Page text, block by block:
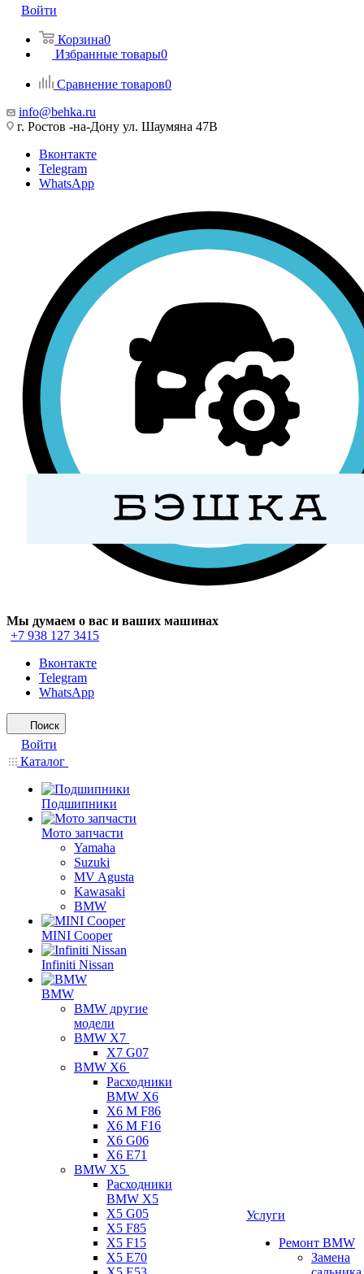
Войти
Корзина0
Избранные товары0
Сравнение товаров0
info@behka.ru
г. Ростов -на-Дону ул. Шаумяна 47В
Вконтакте
Telegram
WhatsApp
Мы думаем о вас и ваших машинах
+7 938 127 3415
Вконтакте
Telegram
WhatsApp
Поиск
Войти
Каталог
Подшипники
Мото запчасти
Yamaha
Suzuki
MV Agusta
Kawasaki
BMW
MINI Cooper
Infiniti Nissan
BMW
BMW другие
модели
BMW X7
X7 G07
BMW X6
Расходники
BMW X6
X6 M F86
X6 M F16
X6 G06
X6 E71
BMW X5
Расходники
BMW X5
X5 G05
X5 F85
X5 F15
X5 E70
Услуги
Ремонт BMW
Замена